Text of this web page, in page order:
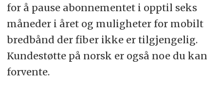
for å pause abonnementet i opptil seks
måneder i året og muligheter for mobilt
bredbånd der fiber ikke er tilgjengelig.
Kundestøtte på norsk er også noe du kan
forvente.